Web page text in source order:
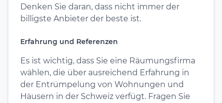
Denken Sie daran, dass nicht immer der
billigste Anbieter der beste ist.
Erfahrung und Referenzen
Es ist wichtig, dass Sie eine Räumungsfirma
wählen, die über ausreichend Erfahrung in
der Entrümpelung von Wohnungen und
Häusern in der Schweiz verfügt. Fragen Sie